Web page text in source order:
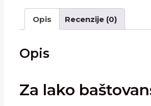
Opis Recenzije (0)
Opis
Za lako